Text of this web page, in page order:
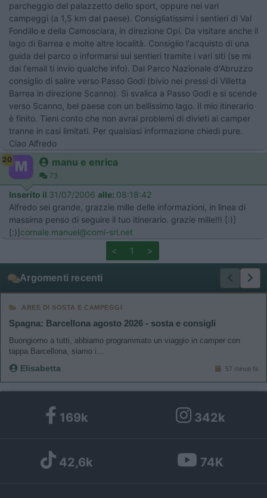
parcheggio del palazzetto dello sport, oppure nei vari
campeggi (a 1,5 km dal paese). Consigliatissimi i sentieri di Val
Fondillo e della Camosciara, in direzione Opi. Da visitare anche il
lago di Barrea e molte altre località. Consiglio l'acquisto di una
guida del parco o informarsi sui sentieri tramite i vari siti (se mi
dai l'email ti invio qualche info). Dal Parco Nazionale d'Abruzzo
consiglio di salire verso Passo Godi (bivio nei pressi di Villetta
Barrea in direzione Scanno). Si svalica a Passo Godi e si scende
verso Scanno, bel paese con un bellissimo lago. Il mio itinerario
è finito. Tieni conto che non avrai problemi di divieti ai camper
tranne in casi limitati. Per qualsiasi informazione chiedi pure.
Ciao Alfredo
20 manu e enrica
73
Inserito il 31/07/2006 alle: 08:18:42
Alfredo sei grande, grazzie mille delle informazioni, in linea di
massima penso di seguire il tuo itinerario. grazie mille!!! [:)]
[:)]cornale.manuel@comi-srl.net
<
1 >
Argomenti recenti
AREE DI SOSTA E CAMPEGGI
Spagna: Barcellona agosto 2026 - sosta e consigli
Buongiorno a tutti, abbiamo programmato un viaggio in camper con
tappa Barcellona, siamo i...
Elisabetta 57 minuti fa
169k 342k
42,6k 74K